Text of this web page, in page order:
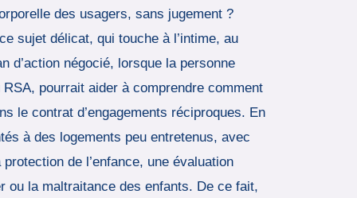
des usagers, sans jugement ?
sujet délicat, qui touche à l’intime, au
d’action négocié, lorsque la personne
pourrait aider à comprendre comment
le contrat d’engagements réciproques. En
à des logements peu entretenus, avec
de l’enfance, une évaluation
ou la maltraitance des enfants. De ce fait,